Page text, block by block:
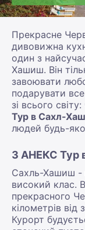
Прекрасне
дивовижна
один з
Хашиш. Він
завоювати
подарувати
зі всього
Тур в Сахл-
людей будь-
З АНЕКС Тур
Сахль-Хашиш -
високий клас.
прекрасного
кілометрів від
Курорт